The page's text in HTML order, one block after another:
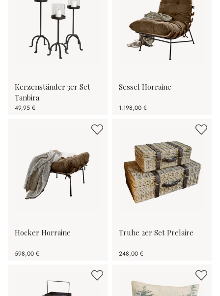
Kerzenständer 3er Set
Tanbira
49,95 €
Sessel Horraine
1.198,00 €
Hocker Horraine
598,00 €
Truhe 2er Set Prelaire
248,00 €